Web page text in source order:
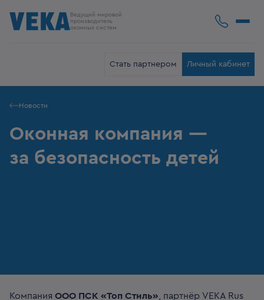
Ведущий мировой
производитель
оконных систем
Стать партнером Личный кабинет
Новости
Оконная компания —
за безопасность детей
Компания ООО ПСК «Топ Стиль» , партнёр VEKA Rus